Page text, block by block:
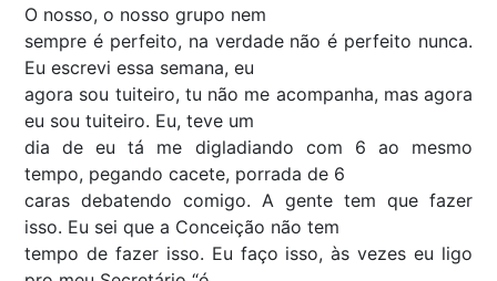
O nosso, o nosso grupo nem
sempre é perfeito, na verdade não é perfeito nunca.
Eu escrevi essa semana, eu
agora sou tuiteiro, tu não me acompanha, mas agora
eu sou tuiteiro. Eu, teve um
dia de eu tá me digladiando com 6 ao mesmo
tempo, pegando cacete, porrada de 6
caras debatendo comigo. A gente tem que fazer
isso. Eu sei que a Conceição não tem
tempo de fazer isso. Eu faço isso, às vezes eu ligo